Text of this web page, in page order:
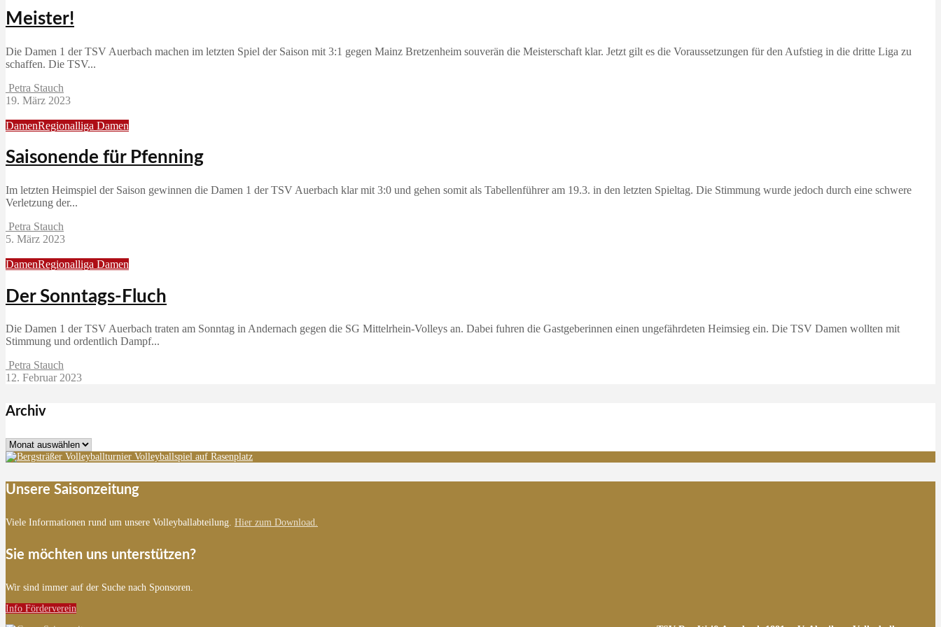
Meister!
Die Damen 1 der TSV Auerbach machen im letzten Spiel der Saison mit 3:1 gegen Mainz Bretzenheim souverän die Meisterschaft klar. Jetzt gilt es die Voraussetzungen für den Aufstieg in die dritte Liga zu
schaffen. Die TSV...
Petra Stauch
19. März 2023
DamenRegionalliga Damen
Saisonende für Pfenning
Im letzten Heimspiel der Saison gewinnen die Damen 1 der TSV Auerbach klar mit 3:0 und gehen somit als Tabellenführer am 19.3. in den letzten Spieltag. Die Stimmung wurde jedoch durch eine schwere
Verletzung der...
Petra Stauch
5. März 2023
DamenRegionalliga Damen
Der Sonntags-Fluch
Die Damen 1 der TSV Auerbach traten am Sonntag in Andernach gegen die SG Mittelrhein-Volleys an. Dabei fuhren die Gastgeberinnen einen ungefährdeten Heimsieg ein. Die TSV Damen wollten mit
Stimmung und ordentlich Dampf...
Petra Stauch
12. Februar 2023
Archiv
Archiv
Unsere Saisonzeitung
Viele Informationen rund um unsere Volleyballabteilung. Hier zum Download.
Sie möchten uns unterstützen?
Wir sind immer auf der Suche nach Sponsoren.
Info Förderverein